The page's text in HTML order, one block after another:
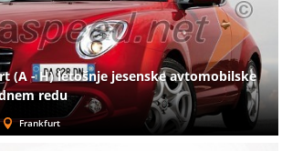
(A - H) letošnje jesenske avtomobilske
redu
Frankfurt